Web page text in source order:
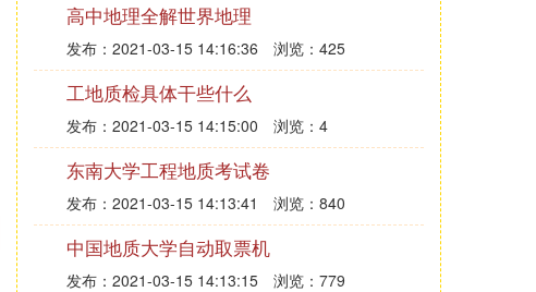
高中地理全解世界地理
发布：2021-03-15 14:16:36 浏览：425
工地质检具体干些什么
发布：2021-03-15 14:15:00 浏览：4
东南大学工程地质考试卷
发布：2021-03-15 14:13:41 浏览：840
中国地质大学自动取票机
发布：2021-03-15 14:13:15 浏览：779